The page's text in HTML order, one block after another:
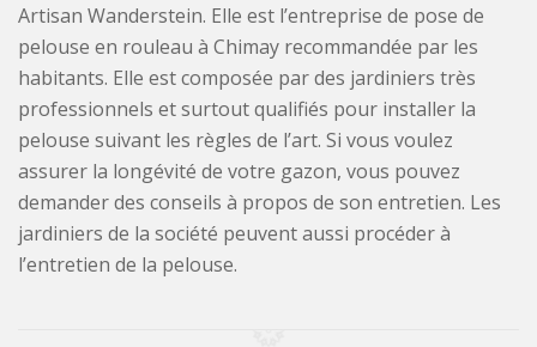
Artisan Wanderstein. Elle est l’entreprise de pose de
pelouse en rouleau à Chimay recommandée par les
habitants. Elle est composée par des jardiniers très
professionnels et surtout qualifiés pour installer la
pelouse suivant les règles de l’art. Si vous voulez
assurer la longévité de votre gazon, vous pouvez
demander des conseils à propos de son entretien. Les
jardiniers de la société peuvent aussi procéder à
l’entretien de la pelouse.